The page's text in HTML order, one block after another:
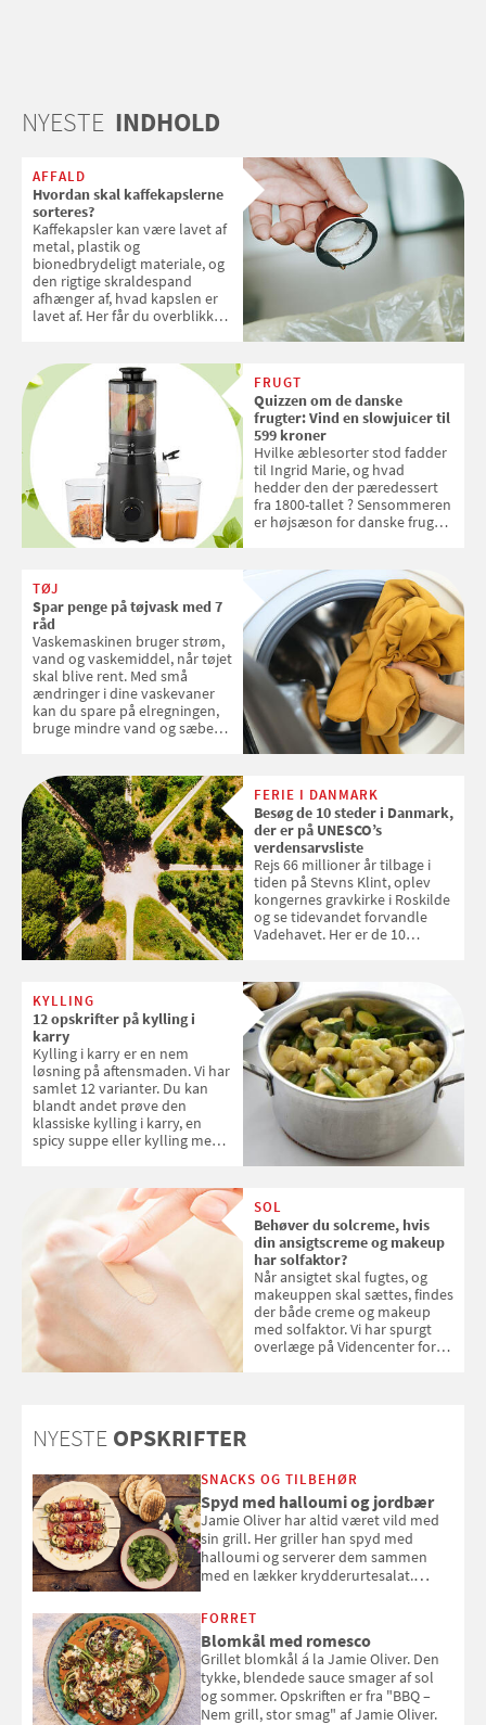
NYESTE INDHOLD
AFFALD
Hvordan skal kaffekapslerne
sorteres?
Kaffekapsler kan være lavet af
metal, plastik og
bionedbrydeligt materiale, og
den rigtige skraldespand
afhænger af, hvad kapslen er
lavet af. Her får du overblikket
FRUGT
Quizzen om de danske
frugter: Vind en slowjuicer til
599 kroner
Hvilke æblesorter stod fadder
til Ingrid Marie, og hvad
hedder den der pæredessert
fra 1800-tallet ? Sensommeren
er højsæson for danske fruger,
favoritter. Det fejrer Samvirke
med en quiz om alt det danske
frugt, vi elsker. Konkurrencen
slutter fredag d. 18. september
2026
TØJ
Spar penge på tøjvask med 7
råd
Vaskemaskinen bruger strøm,
vand og vaskemiddel, når tøjet
skal blive rent. Med små
ændringer i dine vaskevaner
kan du spare på elregningen,
bruge mindre vand og sæbe
enkle råd til at spare penge på
tøjvasken
FERIE I DANMARK
Besøg de 10 steder i Danmark,
der er på UNESCO’s
verdensarvsliste
Rejs 66 millioner år tilbage i
tiden på Stevns Klint, oplev
kongernes gravkirke i Roskilde
og se tidevandet forvandle
Vadehavet. Her er de 10
KYLLING
12 opskrifter på kylling i
karry
Kylling i karry er en nem
løsning på aftensmaden. Vi har
samlet 12 varianter. Du kan
blandt andet prøve den
klassiske kylling i karry, en
spicy suppe eller kylling med
SOL
Behøver du solcreme, hvis
din ansigtscreme og makeup
har solfaktor?
Når ansigtet skal fugtes, og
makeuppen skal sættes, findes
der både creme og makeup
med solfaktor. Vi har spurgt
overlæge på Videncenter for
NYESTE OPSKRIFTER
SNACKS OG TILBEHØR
Spyd med halloumi og jordbær
Jamie Oliver har altid været vild med
sin grill. Her griller han spyd med
halloumi og serverer dem sammen
med en lækker krydderurtesalat.
smag" af Jamie Oliver.
FORRET
Blomkål med romesco
Grillet blomkål á la Jamie Oliver. Den
tykke, blendede sauce smager af sol
og sommer. Opskriften er fra "BBQ –
Nem grill, stor smag" af Jamie Oliver.